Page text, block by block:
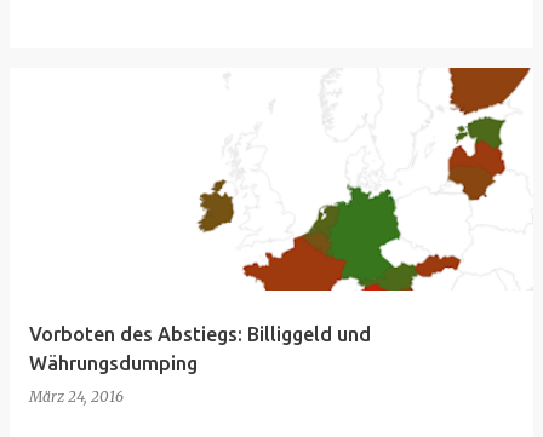
Vorboten des Abstiegs: Billiggeld und
Währungsdumping
März 24, 2016